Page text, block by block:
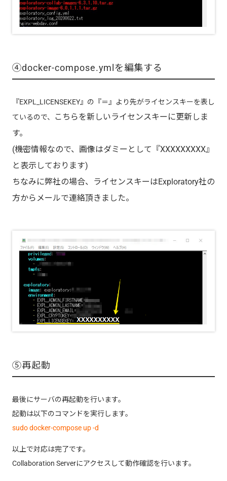
④docker-compose.ymlを編集する
『EXPL_LICENSEKEY』の『＝』より先がライセンスキーを表し
ているので、
こちらを新しいライセンスキーに更新しま
す。
(機密情報なので、画像はダミーとして 『XXXXXXXXX』
と表示しております)
ちなみに弊社の場合、ライセンスキーはExploratory社の
方からメールで連絡頂きました。
⑤再起動
最後にサーバの再起動を行います。
起動は以下のコマンドを実行します。
sudo docker-compose up -d
以上で対応は完了です。
Collaboration Serverにアクセスして動作確認を行います。